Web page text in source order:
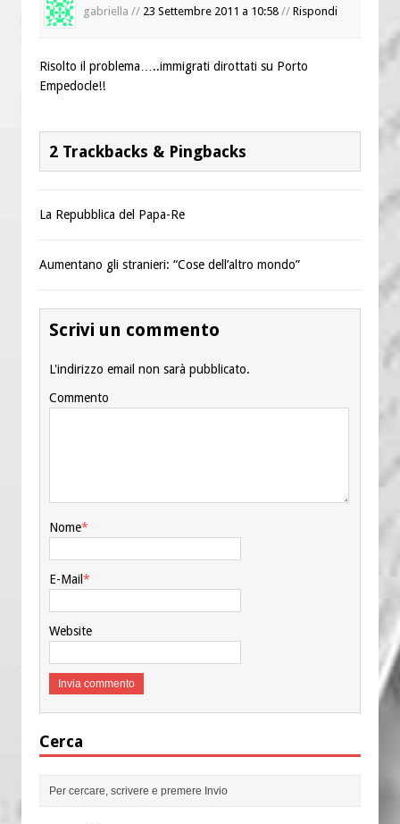
gabriella // 23 Settembre 2011 a 10:58 // Rispondi
Risolto il problema…..immigrati dirottati su Porto
Empedocle!!
2 Trackbacks & Pingbacks
La Repubblica del Papa-Re
Aumentano gli stranieri: “Cose dell’altro mondo”
Scrivi un commento
L'indirizzo email non sarà pubblicato.
Commento
Nome*
E-Mail*
Website
Cerca